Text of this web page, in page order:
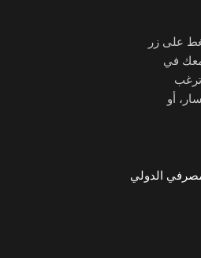
على زر
معك في
أو
الدولي